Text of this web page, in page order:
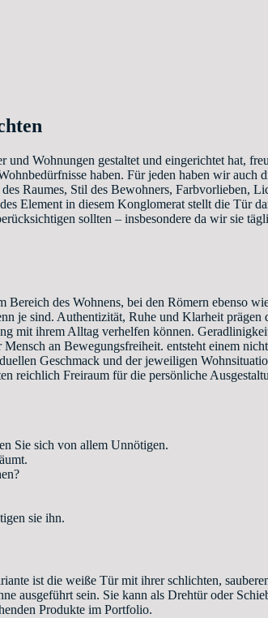
Wohnungen gestaltet und eingerichtet hat,
haben. Für jeden haben wir
Raumes, Stil des Bewohners, Farbvorlieben,
Element in diesem Konglomerat stellt die Tür
sollten – insbesondere da wir sie
Bereich des Wohnens, bei den Römern ebenso
je sind. Authentizität, Ruhe und Klarheit
mit ihrem Alltag verhelfen können.
an Bewegungsfreiheit. entsteht einem
Geschmack und der jeweiligen
reichlich Freiraum für die persönliche
Sie sich von allem Unnötigen.
sie ihn.
ist die weiße Tür mit ihrer schlichten,
ausgeführt sein. Sie kann als Drehtür oder
Produkte im Portfolio.